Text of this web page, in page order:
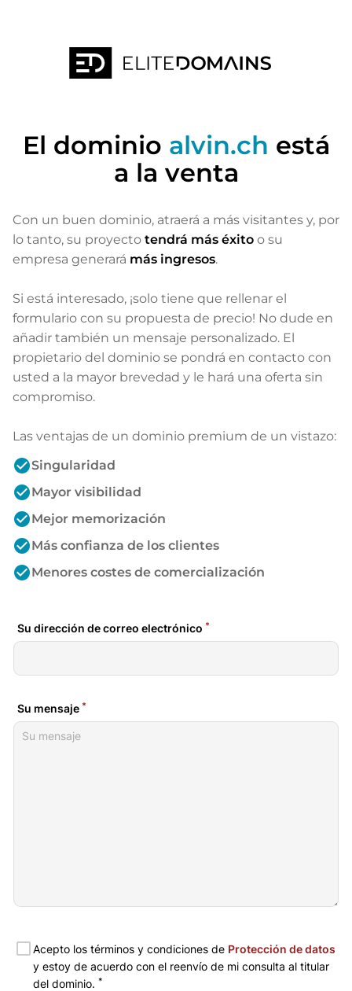
El dominio alvin.ch está
a la venta
Con un buen dominio, atraerá a más visitantes y, por
lo tanto, su proyecto tendrá más éxito o su
empresa generará más ingresos.
Si está interesado, ¡solo tiene que rellenar el
formulario con su propuesta de precio! No dude en
añadir también un mensaje personalizado. El
propietario del dominio se pondrá en contacto con
usted a la mayor brevedad y le hará una oferta sin
compromiso.
Las ventajas de un dominio premium de un vistazo:
check_circleSingularidad
check_circleMayor visibilidad
check_circleMejor memorización
check_circleMás confianza de los clientes
check_circleMenores costes de comercialización